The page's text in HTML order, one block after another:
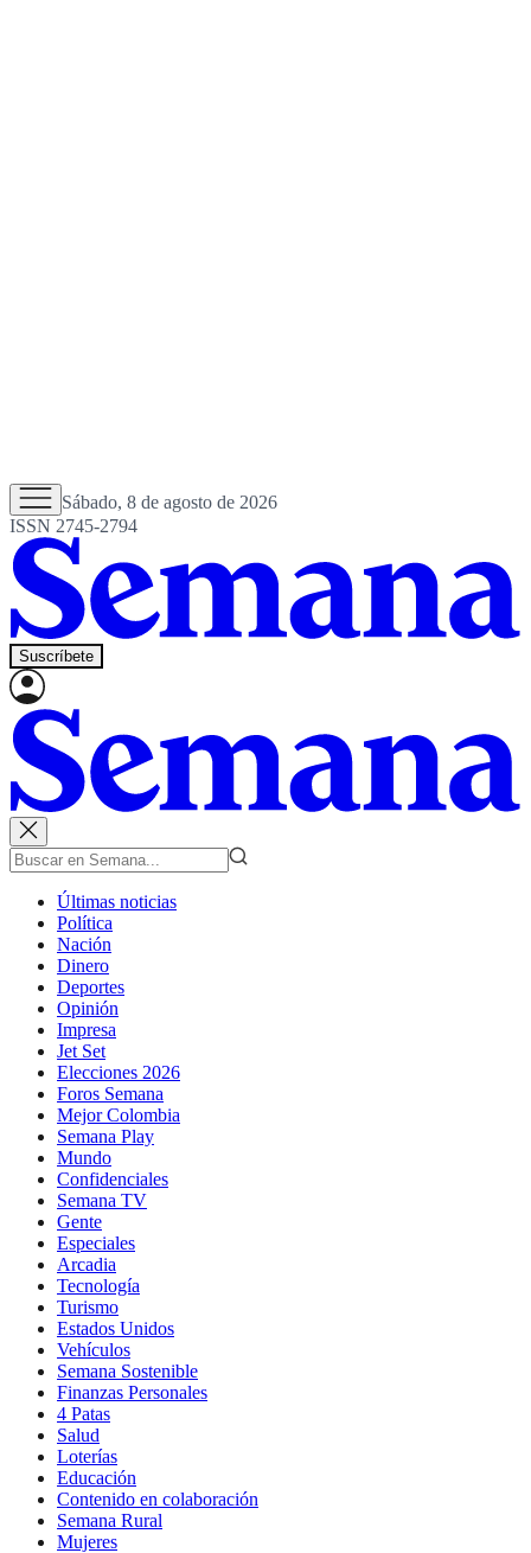
Sábado, 8 de agosto de 2026
ISSN 2745-2794
Suscríbete
Últimas noticias
Política
Nación
Dinero
Deportes
Opinión
Impresa
Jet Set
Elecciones 2026
Foros Semana
Mejor Colombia
Semana Play
Mundo
Confidenciales
Semana TV
Gente
Especiales
Arcadia
Tecnología
Turismo
Estados Unidos
Vehículos
Semana Sostenible
Finanzas Personales
4 Patas
Salud
Loterías
Educación
Contenido en colaboración
Semana Rural
Mujeres